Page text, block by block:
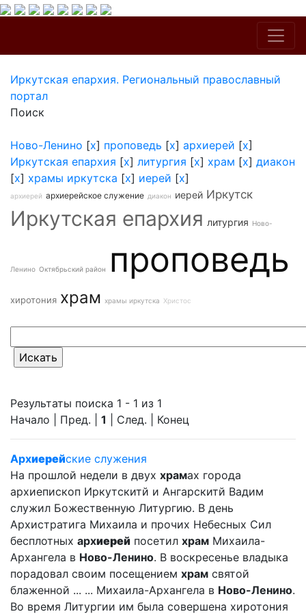
Иркутская епархия. Региональный православный
портал
Поиск
Ново-Ленино [x] проповедь [x] архиерей [x]
Иркутская епархия [x] литургия [x] храм [x] диакон
[x] храмы иркутска [x] иерей [x]
архиерей архиерейское служение диакон иерей Иркутск
Иркутская епархия литургия Ново-
Ленино Октябрьский район проповедь
хиротония храм храмы иркутска Христос
Результаты поиска 1 - 1 из 1
Начало | Пред. | 1 | След. | Конец
Архиерейские служения
На прошлой недели в двух храмах города
архиепископ Иркутскитй и Ангарскитй Вадим
служил Божественную Литургию. В день
Архистратига Михаила и прочих Небесных Сил
бесплотных архиерей посетил храм Михаила-
Архангела в Ново-Ленино. В воскресенье владыка
порадовал своим посещением храм святой
блаженной ... ... Михаила-Архангела в Ново-Ленино.
Во время Литургии им была совершена хиротония